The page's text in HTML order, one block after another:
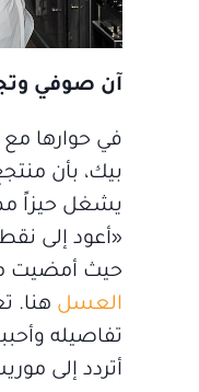
آن صوفي
في حوارها
بيك، بأن
يشغل حيزاً
حيث أمضيت
العسل هنا.
أتردد إلى